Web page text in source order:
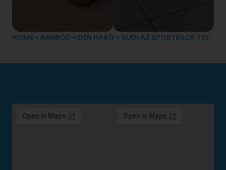
HOME » AANBOD » DEN HAAG » AUDI A3 SPORTBACK TDI